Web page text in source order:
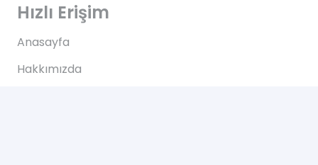
Hızlı Erişim
Anasayfa
Hakkımızda